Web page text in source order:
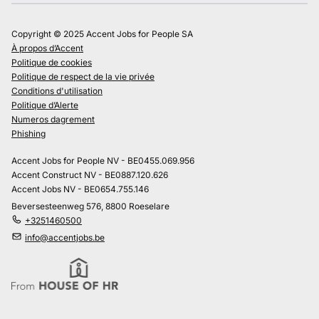
Copyright © 2025 Accent Jobs for People SA
À propos d’Accent
Politique de cookies
Politique de respect de la vie privée
Conditions d'utilisation
Politique d’Alerte
Numeros dagrement
Phishing
Accent Jobs for People NV - BE0455.069.956
Accent Construct NV - BE0887.120.626
Accent Jobs NV - BE0654.755.146
Beversesteenweg 576, 8800 Roeselare
+3251460500
info@accentjobs.be